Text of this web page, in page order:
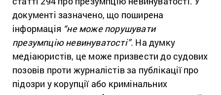
документі зазначено, що поширена
інформація “не може порушувати
презумпцію невинуватості”. На думку
медіаюристів, це може призвести до судових
позовів проти журналістів за публікації про
підозри у корупції або кримінальних